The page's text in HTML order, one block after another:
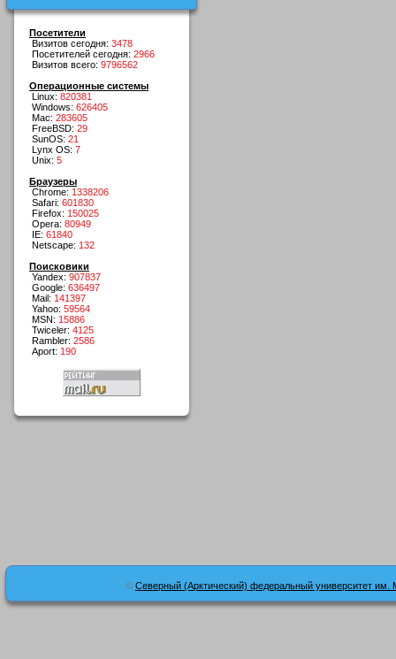
Посетители
Визитов сегодня: 3478
Посетителей сегодня: 2966
Визитов всего: 9796562
Операционные системы
Linux: 820381
Windows: 626405
Mac: 283605
FreeBSD: 29
SunOS: 21
Lynx OS: 7
Unix: 5
Браузеры
Chrome: 1338206
Safari: 601830
Firefox: 150025
Opera: 80949
IE: 61840
Netscape: 132
Поисковики
Yandex: 907837
Google: 636497
Mail: 141397
Yahoo: 59564
MSN: 15886
Twiceler: 4125
Rambler: 2586
Aport: 190
© Северный (Арктический) федеральный университет